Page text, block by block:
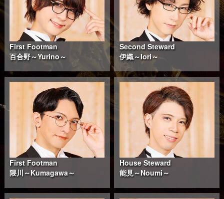
First Footman
百合野～Yurino～
Second Steward
伊織～Iori～
First Footman
隈川～Kumagawa～
House Steward
能見～Noumi～